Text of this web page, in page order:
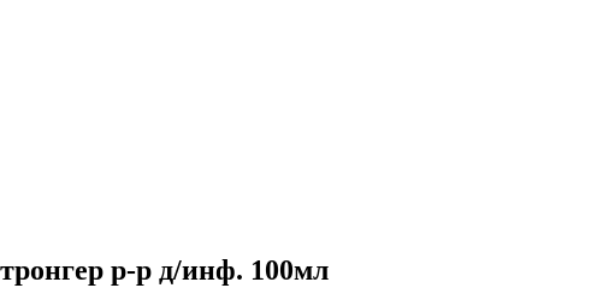
р-р д/инф. 100мл